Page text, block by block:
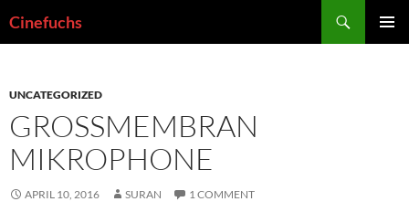
toCinefuchs
UNCATEGORIZED
GROSSMEMBRAN M
IKROPHONE
APRIL 10, 2016 SURAN 1 COMMENT